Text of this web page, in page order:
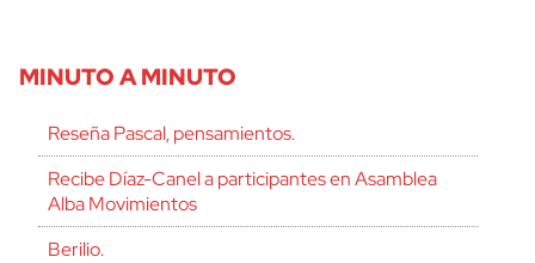
MINUTO A MINUTO
Reseña Pascal, pensamientos.
Recibe Díaz-Canel a participantes en Asamblea
Alba Movimientos
Berilio.